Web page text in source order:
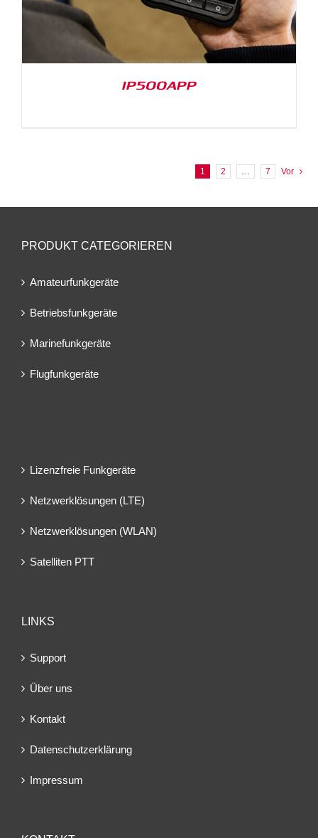
IP500APP
1 2 … 7 Vor
PRODUKT CATEGORIEREN
Amateurfunkgeräte
Betriebsfunkgeräte
Marinefunkgeräte
Flugfunkgeräte
Lizenzfreie Funkgeräte
Netzwerklösungen (LTE)
Netzwerklösungen (WLAN)
Satelliten PTT
LINKS
Support
Über uns
Kontakt
Datenschutzerklärung
Impressum